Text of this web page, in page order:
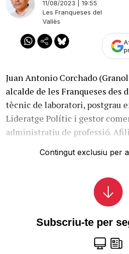
11/08/2023 | 19:55
Les Franqueses del
Vallès
Juan Antonio Corchado
alcalde de les Franqueses des
tècnic de laboratori, postgrau
Lideratge Polític i gestor
administratiu de professió.
Contingut exclusiu per